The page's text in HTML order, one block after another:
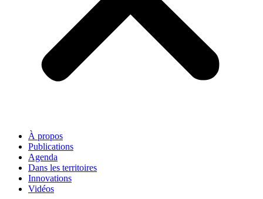
À propos
Publications
Agenda
Dans les territoires
Innovations
Vidéos